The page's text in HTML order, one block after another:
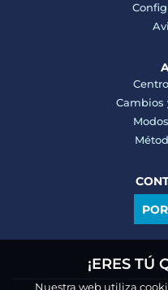
Cambios
¡ERES TÚ
Nuestra web utiliza